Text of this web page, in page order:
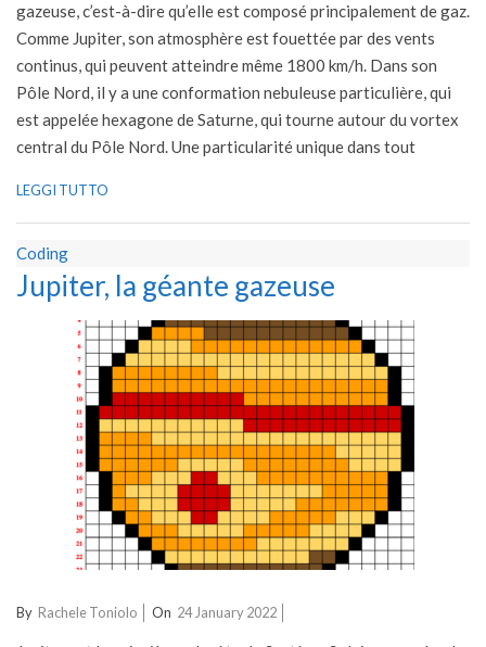
gazeuse, c’est-à-dire qu’elle est composé principalement de gaz.
Comme Jupiter, son atmosphère est fouettée par des vents
continus, qui peuvent atteindre même 1800 km/h. Dans son
Pôle Nord, il y a une conformation nebuleuse particulière, qui
est appelée hexagone de Saturne, qui tourne autour du vortex
central du Pôle Nord. Une particularité unique dans tout
LEGGI TUTTO
Coding
Jupiter, la géante gazeuse
2022-
By Rachele Toniolo On 24 January 2022